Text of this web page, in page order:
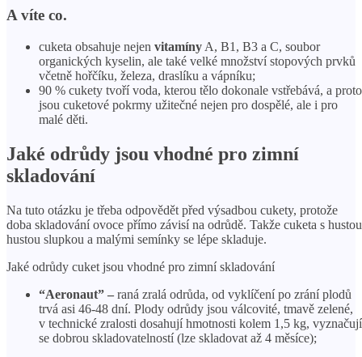
A víte co.
cuketa obsahuje nejen vitamíny A, B1, B3 a C, soubor
organických kyselin, ale také velké množství stopových prvků
včetně hořčíku, železa, draslíku a vápníku;
90 % cukety tvoří voda, kterou tělo dokonale vstřebává, a proto
jsou cuketové pokrmy užitečné nejen pro dospělé, ale i pro
malé děti.
Jaké odrůdy jsou vhodné pro zimní
skladování
Na tuto otázku je třeba odpovědět před výsadbou cukety, protože
doba skladování ovoce přímo závisí na odrůdě. Takže cuketa s hustou
hustou slupkou a malými semínky se lépe skladuje.
Jaké odrůdy cuket jsou vhodné pro zimní skladování
“Aeronaut” – raná zralá odrůda, od vyklíčení po zrání plodů
trvá asi 46-48 dní. Plody odrůdy jsou válcovité, tmavě zelené,
v technické zralosti dosahují hmotnosti kolem 1,5 kg, vyznačují
se dobrou skladovatelností (lze skladovat až 4 měsíce);